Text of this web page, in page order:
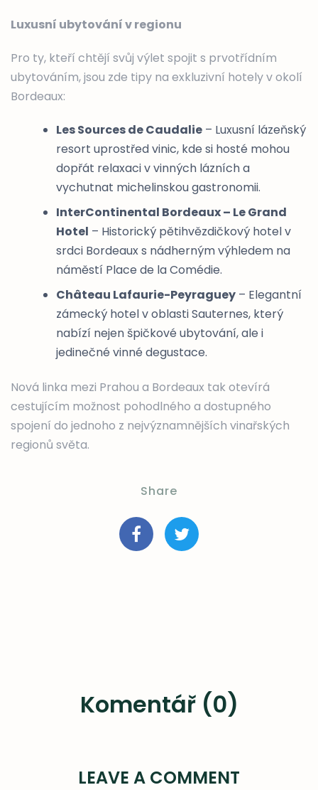
Luxusní ubytování v regionu
Pro ty, kteří chtějí svůj výlet spojit s prvotřídním
ubytováním, jsou zde tipy na exkluzivní hotely v okolí
Bordeaux:
Les Sources de Caudalie – Luxusní lázeňský
resort uprostřed vinic, kde si hosté mohou
dopřát relaxaci v vinných lázních a
vychutnat michelinskou gastronomii.
InterContinental Bordeaux – Le Grand
Hotel – Historický pětihvězdičkový hotel v
srdci Bordeaux s nádherným výhledem na
náměstí Place de la Comédie.
Château Lafaurie-Peyraguey – Elegantní
zámecký hotel v oblasti Sauternes, který
nabízí nejen špičkové ubytování, ale i
jedinečné vinné degustace.
Nová linka mezi Prahou a Bordeaux tak otevírá
cestujícím možnost pohodlného a dostupného
spojení do jednoho z nejvýznamnějších vinařských
regionů světa.
Share
Komentář (0)
LEAVE A COMMENT